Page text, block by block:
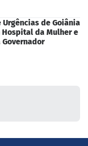
de Goiânia
da Mulher e